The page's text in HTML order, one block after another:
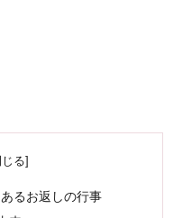
るお返しの行事